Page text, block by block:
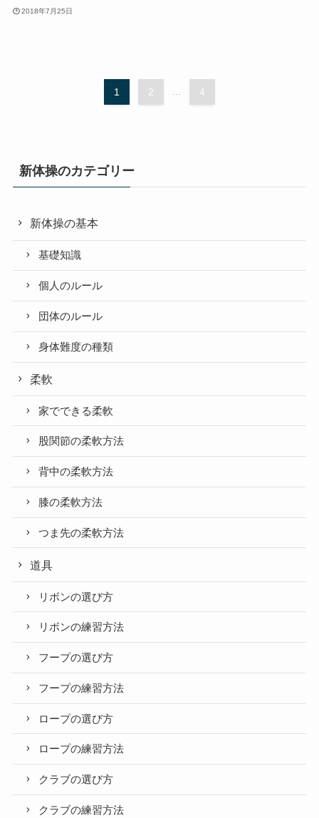
2018年7月25日
1 2 ... 4
新体操のカテゴリー
新体操の基本
基礎知識
個人のルール
団体のルール
身体難度の種類
柔軟
家でできる柔軟
股関節の柔軟方法
背中の柔軟方法
膝の柔軟方法
つま先の柔軟方法
道具
リボンの選び方
リボンの練習方法
フープの選び方
フープの練習方法
ロープの選び方
ロープの練習方法
クラブの選び方
クラブの練習方法